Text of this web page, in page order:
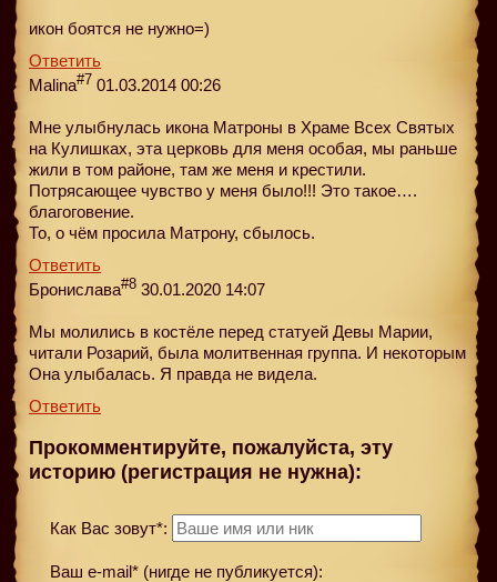
икон боятся не нужно=)
Ответить
Malina#7 01.03.2014 00:26
Мне улыбнулась икона Матроны в Храме Всех Святых
на Кулишках, эта церковь для меня особая, мы раньше
жили в том районе, там же меня и крестили.
Потрясающее чувство у меня было!!! Это такое….
благоговение.
То, о чём просила Матрону, сбылось.
Ответить
Бронислава#8 30.01.2020 14:07
Мы молились в костёле перед статуей Девы Марии,
читали Розарий, была молитвенная группа. И некоторым
Она улыбалась. Я правда не видела.
Ответить
Прокомментируйте, пожалуйста, эту
историю (регистрация не нужна):
Как Вас зовут*:
Ваш e-mail* (нигде не публикуется):